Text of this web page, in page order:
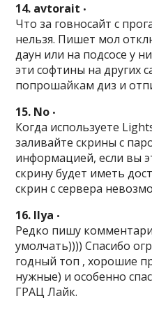
14. avtorait •
Что за говносайт с
нельзя. Пишет мол
даун или на подсосе у
эти софтины на других
попрошайкам диз и
15. No •
Когда используете
заливайте скрины с
информацией, если вы
скрину будет иметь
скрин с сервера
16. Ilya •
Редко пишу
умолчать)))) Спасибо
годный топ , хорошие
нужные) и особенно
ГРАЦ Лайк.